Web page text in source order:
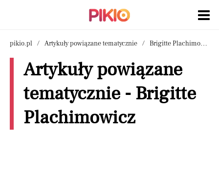
pikio.pl Artykuły powiązane tematycznie Brigitte Plachimowicz
Artykuły powiązane
tematycznie - Brigitte
Plachimowicz